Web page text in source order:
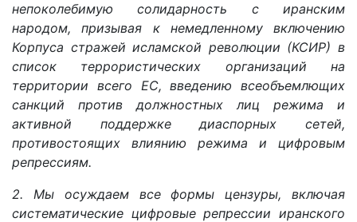
непоколебимую солидарность с иранским
народом, призывая к немедленному включению
Корпуса стражей исламской революции (КСИР) в
список террористических организаций на
территории всего ЕС, введению всеобъемлющих
санкций против должностных лиц режима и
активной поддержке диаспорных сетей,
противостоящих влиянию режима и цифровым
репрессиям.
2. Мы осуждаем все формы цензуры, включая
систематические цифровые репрессии иранского